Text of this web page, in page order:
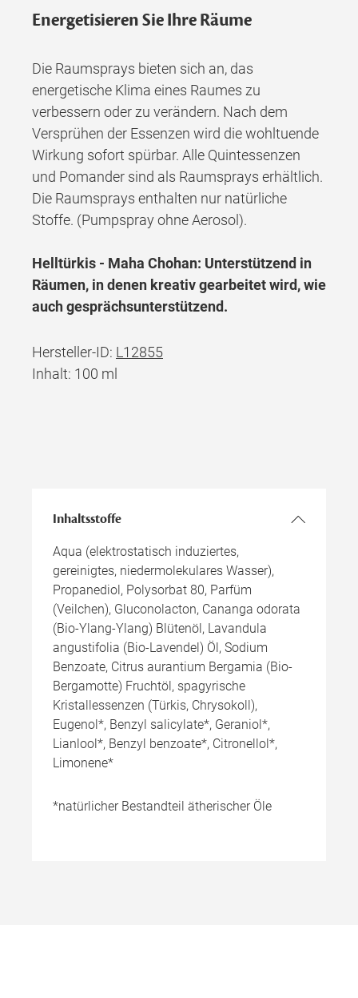
Energetisieren Sie Ihre Räume
Die Raumsprays bieten sich an, das
energetische Klima eines Raumes zu
verbessern oder zu verändern. Nach dem
Versprühen der Essenzen wird die wohltuende
Wirkung sofort spürbar. Alle Quintessenzen
und Pomander sind als Raumsprays erhältlich.
Die Raumsprays enthalten nur natürliche
Stoffe. (Pumpspray ohne Aerosol).
Helltürkis - Maha Chohan: Unterstützend in
Räumen, in denen kreativ gearbeitet wird, wie
auch gesprächsunterstützend.
Hersteller-ID: L12855
Inhalt: 100 ml
Inhaltsstoffe
Aqua (elektrostatisch induziertes,
gereinigtes, niedermolekulares Wasser),
Propanediol, Polysorbat 80, Parfüm
(Veilchen), Gluconolacton, Cananga odorata
(Bio-Ylang-Ylang) Blütenöl, Lavandula
angustifolia (Bio-Lavendel) Öl, Sodium
Benzoate, Citrus aurantium Bergamia (Bio-
Bergamotte) Fruchtöl, spagyrische
Kristallessenzen (Türkis, Chrysokoll),
Eugenol*, Benzyl salicylate*, Geraniol*,
Lianlool*, Benzyl benzoate*, Citronellol*,
Limonene*
*natürlicher Bestandteil ätherischer Öle